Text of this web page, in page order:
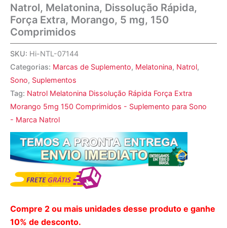
Natrol, Melatonina, Dissolução Rápida,
Força Extra, Morango, 5 mg, 150
Comprimidos
SKU: Hi-NTL-07144
Categorias: Marcas de Suplemento, Melatonina, Natrol,
Sono, Suplementos
Tag: Natrol Melatonina Dissolução Rápida Força Extra
Morango 5mg 150 Comprimidos - Suplemento para Sono
- Marca Natrol
Compre 2 ou mais unidades desse produto e ganhe
10% de desconto.